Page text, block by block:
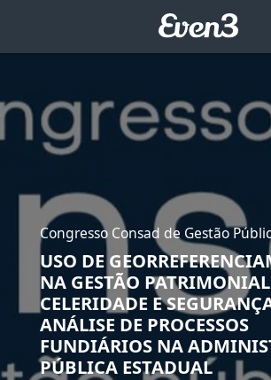
Congresso Consad de Gestão
USO DE
NA GESTÃO
CELERIDADE E
ANÁLISE DE PROCESSOS
FUNDIÁRIOS NA
PÚBLICA ESTADUAL